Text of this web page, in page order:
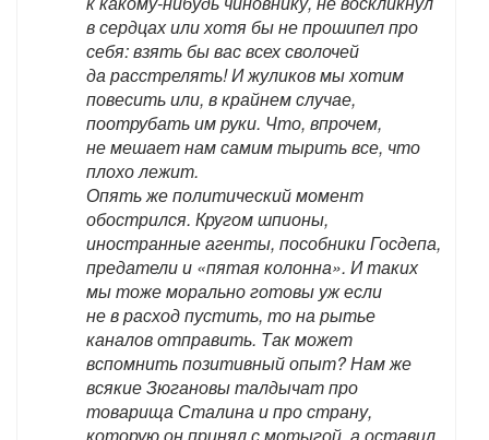
в сердцах или хотя бы не прошипел про
себя: взять бы вас всех сволочей
да расстрелять! И жуликов мы хотим
повесить или, в крайнем случае,
поотрубать им руки. Что, впрочем,
не мешает нам самим тырить все, что
плохо лежит.
Опять же политический момент
обострился. Кругом шпионы,
иностранные агенты, пособники Госдепа,
предатели и «пятая колонна». И таких
мы тоже морально готовы уж если
не в расход пустить, то на рытье
каналов отправить. Так может
вспомнить позитивный опыт? Нам же
всякие Зюгановы талдычат про
товарища Сталина и про страну,